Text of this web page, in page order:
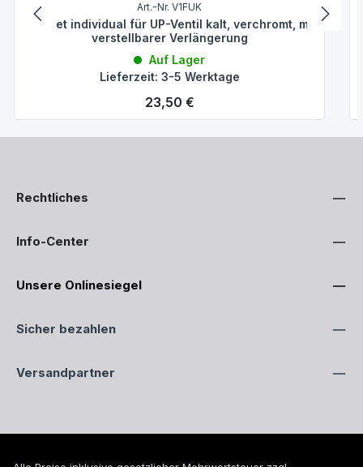
Art.-Nr. V1FUK
Farbset individual für UP-Ventil kalt, verchromt, mit
verstellbarer Verlängerung
Auf Lager
Lieferzeit: 3-5 Werktage
Regulärer Preis:
23,50 €
Rechtliches
Info-Center
Unsere Onlinesiegel
Sicher bezahlen
Versandpartner